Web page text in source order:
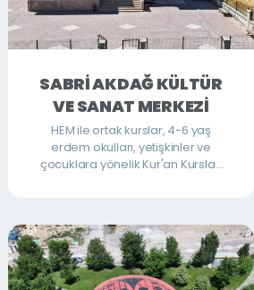
SABRİ AKDAĞ KÜLTÜR
VE SANAT MERKEZİ
HEM ile ortak kurslar, 4-6 yaş
erdem okulları, yetişkinler ve
çocuklara yönelik Kur'an Kursları